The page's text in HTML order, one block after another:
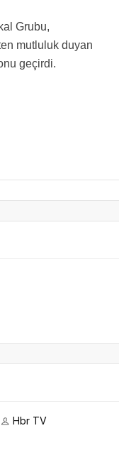
Grubu,
mutluluk duyan
geçirdi.
Hbr TV